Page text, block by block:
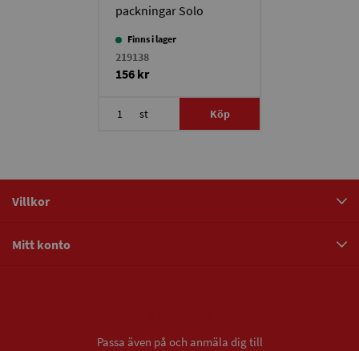
packningar Solo
Finns i lager
219138
156 kr
st Köp
Villkor
Mitt konto
Passa även på och anmäla dig till